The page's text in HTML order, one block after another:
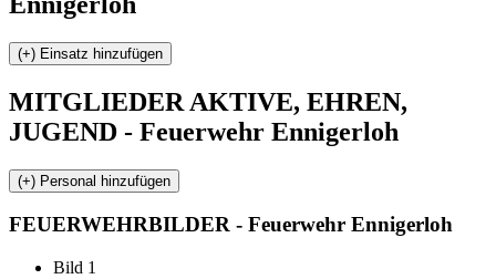
MITGLIEDER AKTIVE, EHREN,
JUGEND - Feuerwehr Ennigerloh
FEUERWEHRBILDER - Feuerwehr Ennigerloh
Bild 1